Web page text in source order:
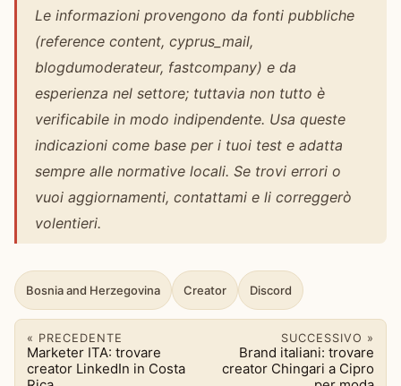
Le informazioni provengono da fonti pubbliche
(reference content, cyprus_mail,
blogdumoderateur, fastcompany) e da
esperienza nel settore; tuttavia non tutto è
verificabile in modo indipendente. Usa queste
indicazioni come base per i tuoi test e adatta
sempre alle normative locali. Se trovi errori o
vuoi aggiornamenti, contattami e li correggerò
volentieri.
Bosnia and Herzegovina Creator Discord
« PRECEDENTE
Marketer ITA: trovare
creator LinkedIn in Costa
SUCCESSIVO »
Brand italiani: trovare
creator Chingari a Cipro